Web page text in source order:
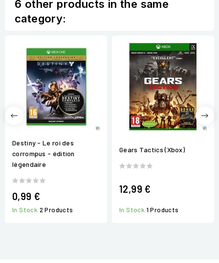
6 other products in the same
category:
Destiny - Le roi des
corrompus - édition
légendaire
0,99 €
In Stock 2 Products
Gears Tactics (Xbox)
12,99 €
In Stock 1 Products